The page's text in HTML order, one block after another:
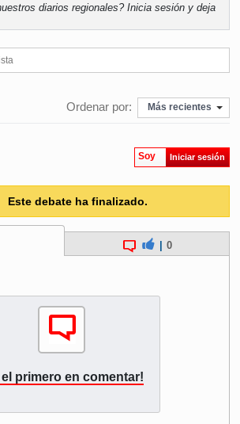
diarios regionales?Inicia sesión y deja
Ordenar por: Más recientes
Soy Iniciar sesión
Este debate ha finalizado.
0
el primero en comentar!